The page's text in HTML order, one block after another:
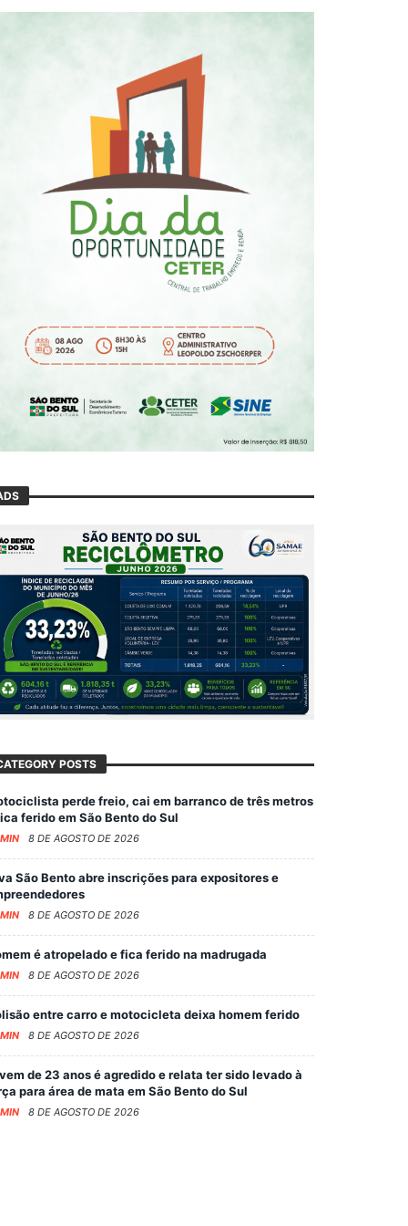
POSTS
perde freio, cai em barranco de três metros
ferido em São Bento do Sul
8 DE AGOSTO DE 2026
São Bento abre inscrições para expositores e
8 DE AGOSTO DE 2026
é atropelado e fica ferido na madrugada
8 DE AGOSTO DE 2026
entre carro e motocicleta deixa homem ferido
8 DE AGOSTO DE 2026
de 23 anos é agredido e relata ter sido levado à
para área de mata em São Bento do Sul
8 DE AGOSTO DE 2026